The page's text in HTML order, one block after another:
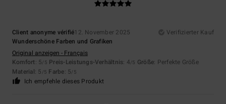
Client anonyme vérifié12. November 2025
Verifizierter Kauf
Wunderschöne Farben und Grafiken
Original anzeigen - Français
Komfort: 5/5 Preis-Leistungs-Verhältnis: 4/5 Größe: Perfekte Größe
Material: 5 /5 Farbe: 5/5
Ich empfehle dieses Produkt